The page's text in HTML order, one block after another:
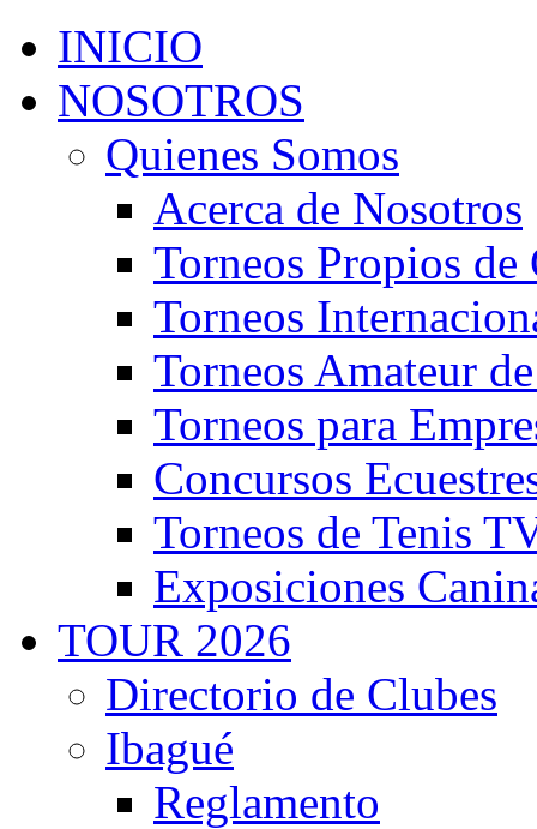
INICIO
NOSOTROS
Quienes Somos
Acerca de Nosotros
Torneos Propios
Torneos
Torneos Amateur
Torneos para
Concursos
Torneos de Tenis
Exposiciones
TOUR 2026
Directorio de Clubes
Ibagué
Reglamento